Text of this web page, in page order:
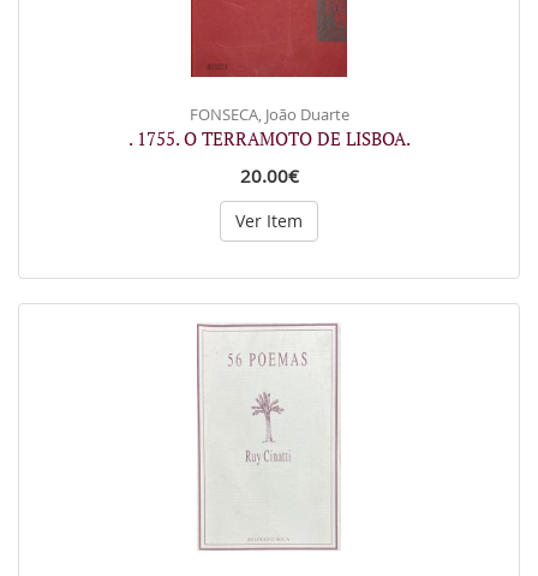
FONSECA, João Duarte
. 1755. O TERRAMOTO DE LISBOA.
20.00€
Ver Item